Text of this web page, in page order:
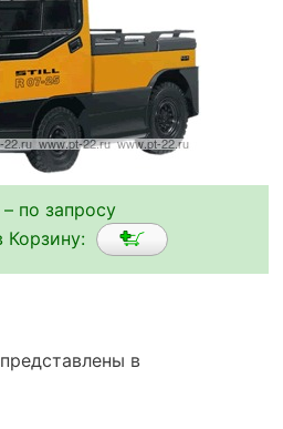
по запросу
Корзину:
в